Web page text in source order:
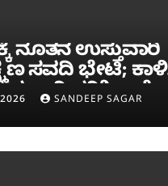
ನೂತನ ಉಸ್ತುವಾರಿ
ಸವದಿ ಭೇಟಿ; ಕಾಳಿ
ಪರಿಶೀಲನೆ
SANDEEP SAGAR